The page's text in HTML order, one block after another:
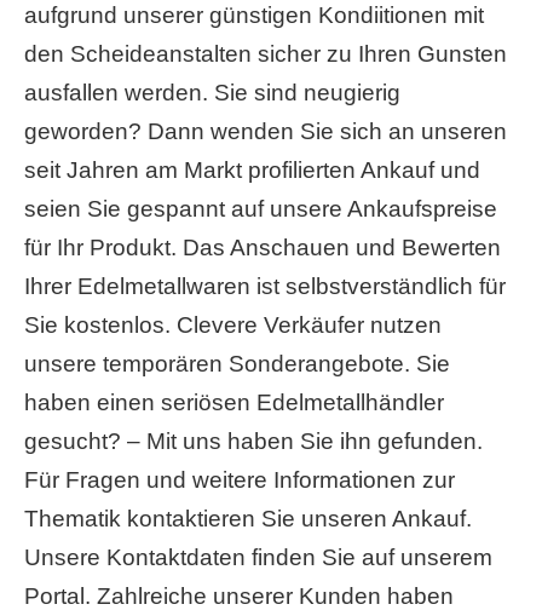
aufgrund unserer günstigen Kondiitionen mit
den Scheideanstalten sicher zu Ihren Gunsten
ausfallen werden. Sie sind neugierig
geworden? Dann wenden Sie sich an unseren
seit Jahren am Markt profilierten Ankauf und
seien Sie gespannt auf unsere Ankaufspreise
für Ihr Produkt. Das Anschauen und Bewerten
Ihrer Edelmetallwaren ist selbstverständlich für
Sie kostenlos. Clevere Verkäufer nutzen
unsere temporären Sonderangebote. Sie
haben einen seriösen Edelmetallhändler
gesucht? – Mit uns haben Sie ihn gefunden.
Für Fragen und weitere Informationen zur
Thematik kontaktieren Sie unseren Ankauf.
Unsere Kontaktdaten finden Sie auf unserem
Portal. Zahlreiche unserer Kunden haben